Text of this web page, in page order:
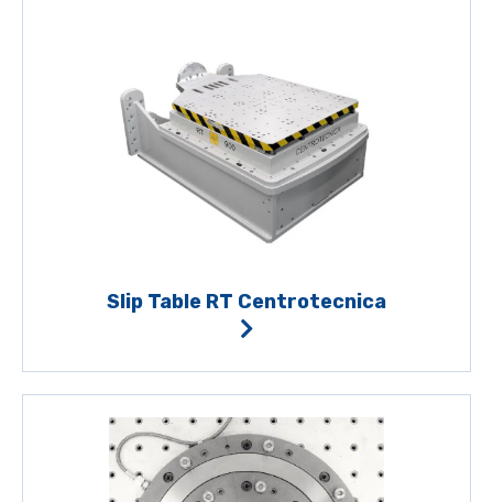
Slip Table RT Centrotecnica